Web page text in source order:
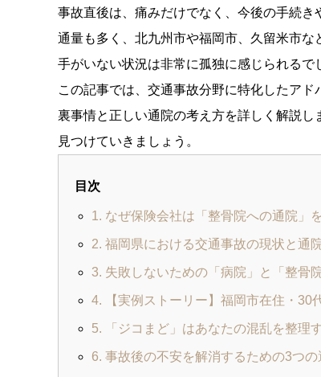
事故直後は、痛みだけでなく、今後の手続
通量も多く、北九州市や福岡市、久留米市
手がいない状況は非常に孤独に感じられるで
この記事では、交通事故分野に特化したア
裏事情と正しい通院の考え方を詳しく解説
見つけていきましょう。
目次
1. なぜ保険会社は「整骨院への通院」
2. 福岡県における交通事故の現状と通
3. 失敗しないための「病院」と「整骨
4. 【実例ストーリー】福岡市在住・30
5. 「ジコまど」はあなたの混乱を整理
6. 事故後の不安を解消するための3つの